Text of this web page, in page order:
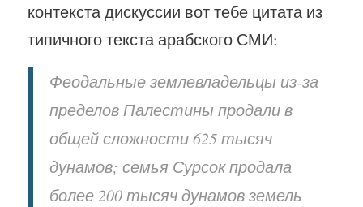
контекста дискуссии вот тебе цитата из
типичного текста арабского СМИ:
Феодальные землевладельцы из-за
пределов Палестины продали в
общей сложности 625 тысяч
дунамов; семья Сурсок продала
более 200 тысяч дунамов земель